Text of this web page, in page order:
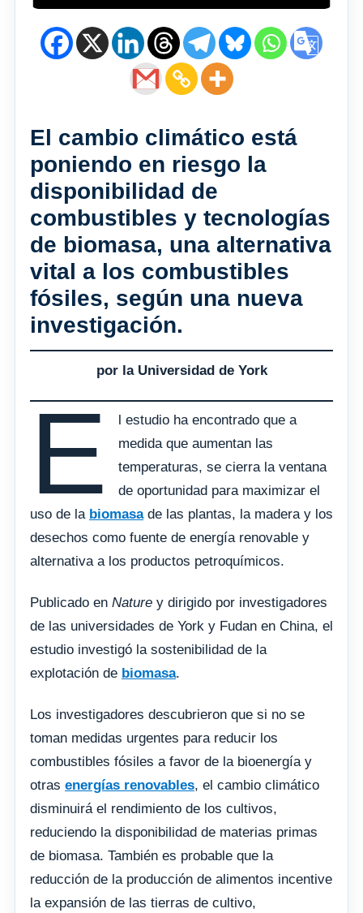
El cambio climático está
poniendo en riesgo la
disponibilidad de
combustibles y tecnologías
de biomasa, una alternativa
vital a los combustibles
fósiles, según una nueva
investigación.
por la Universidad de York
E
l estudio ha encontrado que a
medida que aumentan las
temperaturas, se cierra la ventana
de oportunidad para maximizar el
uso de la biomasade las plantas, la madera y los
desechos como fuente de energía renovable y
alternativa a los productos petroquímicos.
Publicado en Nature y dirigido por investigadores
de las universidades de York y Fudan en China, el
estudio investigó la sostenibilidad de la
explotación de biomasa.
Los investigadores descubrieron que si no se
toman medidas urgentes para reducir los
combustibles fósiles a favor de la bioenergía y
otras energías renovables, el cambio climático
disminuirá el rendimiento de los cultivos,
reduciendo la disponibilidad de materias primas
de biomasa. También es probable que la
reducción de la producción de alimentos incentive
la expansión de las tierras de cultivo,